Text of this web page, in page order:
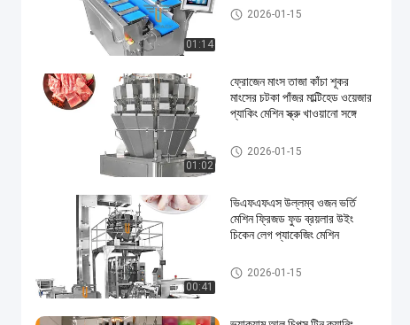
01:14
মাল্টিহেড ওয়েদার প্যাকিং মেশিন
2026-01-15
01:02
ফ্রোজেন মাংস তাজা কাঁচা শূকর
মাংসের চটকা পাঁজর মাল্টিহেড ওয়েজার
প্যাকিং মেশিন স্ক্রু খাওয়ানো সঙ্গে
মাল্টিহেড ওয়েদার প্যাকিং মেশিন
2026-01-15
00:41
ভিএফএফএস উল্লম্ব ওজন ভর্তি
মেশিন ফ্রিজড ফুড ব্রয়লার উইং
চিকেন লেগ প্যাকেজিং মেশিন
হিমায়িত খাদ্য প্যাকিং মেশিন
2026-01-15